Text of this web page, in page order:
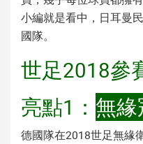
小編就是看中，日耳曼
國隊。
世足2018參
亮點1 ： 無
德國隊在2018世足無緣